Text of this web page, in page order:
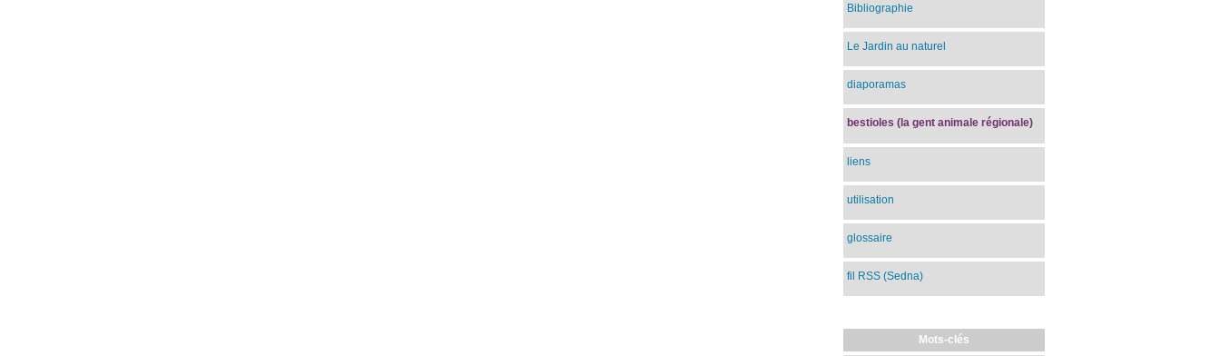
Bibliographie
Le Jardin au naturel
diaporamas
bestioles (la gent animale régionale)
liens
utilisation
glossaire
fil RSS (Sedna)
Mots-clés